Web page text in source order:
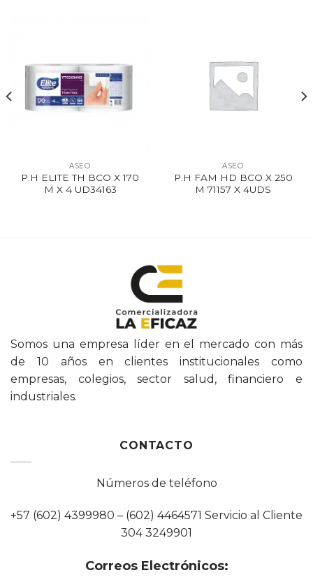
ASEO
P.H ELITE TH BCO X 170
M X 4 UD34163
ASEO
P.H FAM HD BCO X 250
M 71157 X 4UDS
Somos una empresa líder en el mercado con más
de 10 años en clientes institucionales como
empresas, colegios, sector salud, financiero e
industriales.
CONTACTO
Números de teléfono
+57 (602) 4399980 – (602) 4464571 Servicio al Cliente
304 3249901
Correos Electrónicos: